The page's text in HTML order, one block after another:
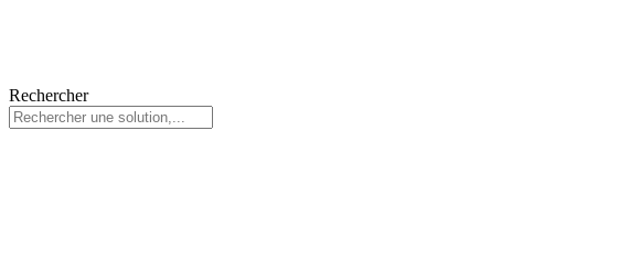
Rechercher